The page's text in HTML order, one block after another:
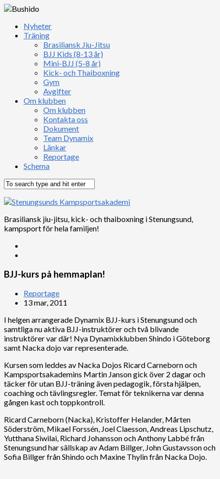
Nyheter
Träning
Brasiliansk Jiu-Jitsu
BJJ Kids (8-13 år)
Mini-BJJ (5-8 år)
Kick- och Thaiboxning
Gym
Avgifter
Om klubben
Om klubben
Kontakta oss
Dokument
Team Dynamix
Länkar
Reportage
Schema
Brasiliansk jiu-jitsu, kick- och thaiboxning i Stenungsund,
kampsport för hela familjen!
BJJ-kurs på hemmaplan!
Reportage
13 mar, 2011
I helgen arrangerade Dynamix BJJ-kurs i Stenungsund och
samtliga nu aktiva BJJ-instruktörer och två blivande
instruktörer var där! Nya Dynamixklubben Shindo i Göteborg
samt Nacka dojo var representerade.
Kursen som leddes av Nacka Dojos Ricard Carneborn och
Kampsportsakademins Martin Janson gick över 2 dagar och
täcker för utan BJJ-träning även pedagogik, första hjälpen,
coaching och tävlingsregler. Temat för teknikerna var denna
gången kast och toppkontroll.
Ricard Carneborn (Nacka), Kristoffer Helander, Mårten
Söderström, Mikael Forssén, Joel Claesson, Andreas Lipschutz,
Yutthana Siwilai, Richard Johansson och Anthony Labbé från
Stenungsund har sällskap av Adam Billger, John Gustavsson och
Sofia Billger från Shindo och Maxine Thylin från Nacka Dojo.